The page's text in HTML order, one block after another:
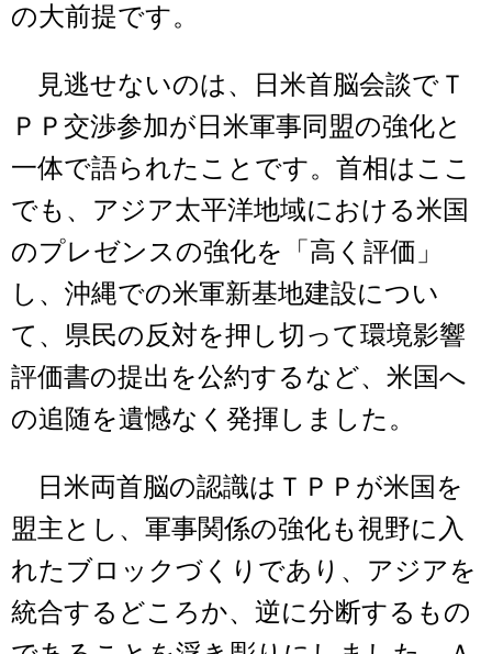
の大前提です。
見逃せないのは、日米首脳会談でＴ
ＰＰ交渉参加が日米軍事同盟の強化と
一体で語られたことです。首相はここ
でも、アジア太平洋地域における米国
のプレゼンスの強化を「高く評価」
し、沖縄での米軍新基地建設につい
て、県民の反対を押し切って環境影響
評価書の提出を公約するなど、米国へ
の追随を遺憾なく発揮しました。
日米両首脳の認識はＴＰＰが米国を
盟主とし、軍事関係の強化も視野に入
れたブロックづくりであり、アジアを
統合するどころか、逆に分断するもの